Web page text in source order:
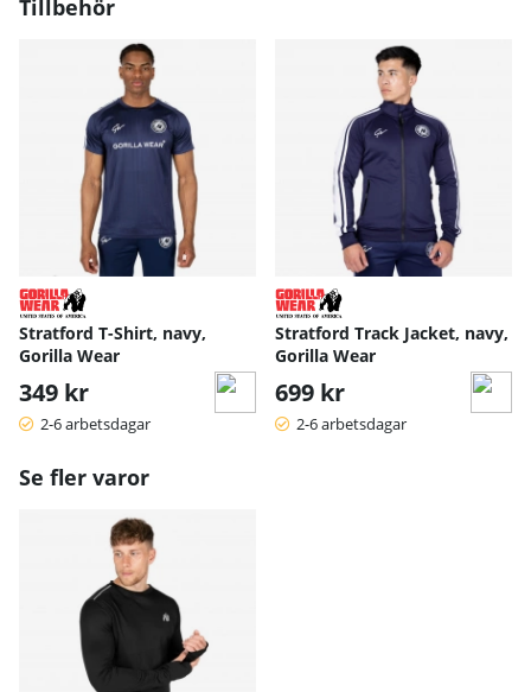
Tillbehör
Stratford T-Shirt, navy,
Gorilla Wear
349 kr
2-6 arbetsdagar
Stratford Track Jacket, navy,
Gorilla Wear
699 kr
2-6 arbetsdagar
Se fler varor